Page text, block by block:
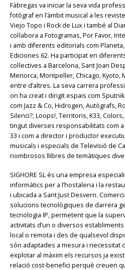
Fàbregas va iniciar la seva vida
fotògraf en l’àmbit musical a les
Viejo Topo i Rock de Lux i també al
col·labora a Fotogramas, Por Favor,
i amb diferents editorials com Planeta,
Ediciones 62. Ha participat en
col·lectives a Barcelona, Sant Joan
Menorca, Montpeller, Chicago, Kyoto,
entre d’altres. La seva carrera
on ha creat i dirigit espais com
com Jazz & Co, Hidrogen, Autògrafs,
Silenci?, Loops!, Territoris, K33,
tingut diverses responsabilitats com
33 i com a director i productor
musicals i especials de Televisió de
nombrosos llibres de temàtiques
SIGHORE SL és una empresa
informàtics per a l’hostaleria i la
i ubicada a Sant Just Desvern.
solucions tecnològiques de darrera
tecnologia IP, permetent que la
activitats d’un o diversos
local o remota i des de qualsevol
són adaptades a mesura i necessitat
explotar al màxim els recursos ja
relació cost-benefici perquè creuen